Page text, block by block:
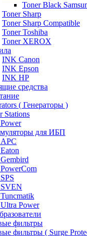
Toner Black
Toner Sharp
Toner Sharp Compatible
Toner Toshiba
Toner XEROX
INK Canon
INK Epson
INK HP
средства
( Генераторы )
Stations
для ИБП
Power
фильтры
фильтры ( Surge